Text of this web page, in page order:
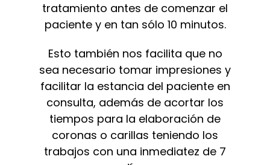
tratamiento antes de comenzar el
paciente y en tan sólo 10 minutos.
Esto también nos facilita que no
sea necesario tomar impresiones y
facilitar la estancia del paciente en
consulta, además de acortar los
tiempos para la elaboración de
coronas o carillas teniendo los
trabajos con una inmediatez de 7